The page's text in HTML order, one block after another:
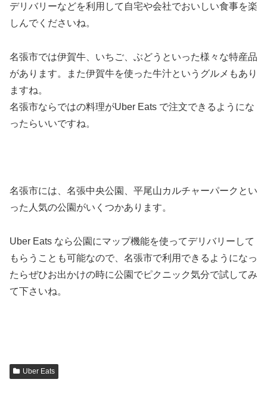
デリバリーなどを利用して自宅や会社でおいしい食事を楽
しんでくださいね。
名張市では伊賀牛、いちご、ぶどうといった様々な特産品
があります。また伊賀牛を使った牛汁というグルメもあり
ますね。
名張市ならではの料理がUber Eats で注文できるようにな
ったらいいですね。
名張市には、名張中央公園、平尾山カルチャーパークとい
った人気の公園がいくつかあります。
Uber Eats なら公園にマップ機能を使ってデリバリーして
もらうことも可能なので、名張市で利用できるようになっ
たらぜひお出かけの時に公園でピクニック気分で試してみ
て下さいね。
Uber Eats